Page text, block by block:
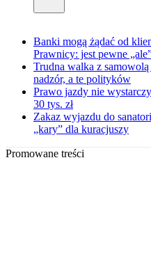
Banki mogą żądać od
Prawnicy: jest pewne
Trudna walka z
nadzór, a te polityków
Prawo jazdy nie
30 tys. zł
Zakaz wyjazdu do
„kary” dla kuracjuszy
Promowane treści